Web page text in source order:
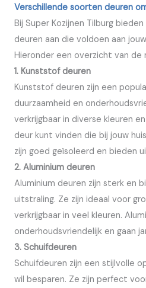
Verschillende soorten deuren
Bij Super Kozijnen Tilburg
deuren aan die voldoen aan
Hieronder een overzicht van de
1. Kunststof deuren
Kunststof deuren zijn een
duurzaamheid en
verkrijgbaar in diverse kleuren
deur kunt vinden die bij jouw
zijn goed geïsoleerd en bieden
2. Aluminium deuren
Aluminium deuren zijn sterk en
uitstraling. Ze zijn ideaal voor
verkrijgbaar in veel kleuren.
onderhoudsvriendelijk en gaan
3. Schuifdeuren
Schuifdeuren zijn een stijlvolle
wil besparen. Ze zijn perfect